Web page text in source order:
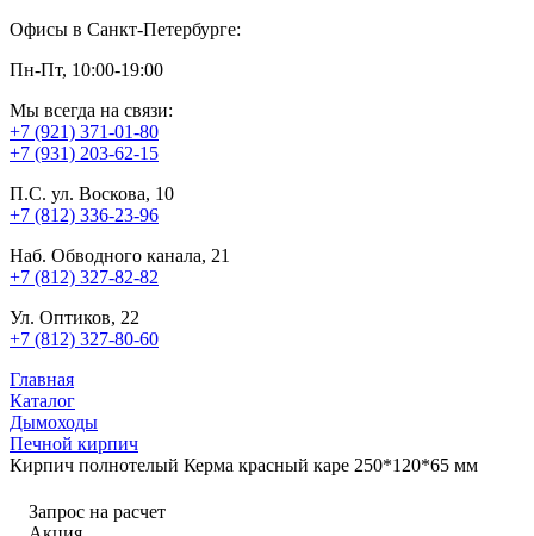
Офисы в Санкт-Петербурге:
Пн-Пт, 10:00-19:00
Мы всегда на связи:
+7 (921) 371-01-80
+7 (931) 203-62-15
П.С. ул. Воскова, 10
+7 (812) 336-23-96
Наб. Обводного канала, 21
+7 (812) 327-82-82
Ул. Оптиков, 22
+7 (812) 327-80-60
Главная
Каталог
Дымоходы
Печной кирпич
Кирпич полнотелый Керма красный каре 250*120*65 мм
Запрос на расчет